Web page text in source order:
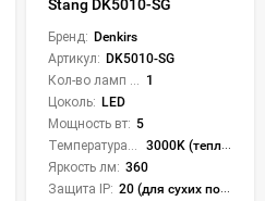
Stang DK5010-SG
Бренд: Denkirs
Артикул: DK5010-SG
1
Цоколь: LED
Мощность вт: 5
3000K (теплый)
Яркость лм: 360
Защита IP: 20 (для сухих пом.)